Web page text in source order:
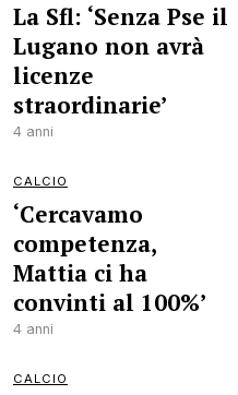
La Sfl: ‘Senza Pse il
Lugano non avrà
licenze
straordinarie’
4 anni
CALCIO
‘Cercavamo
competenza,
Mattia ci ha
convinti al 100%’
4 anni
CALCIO